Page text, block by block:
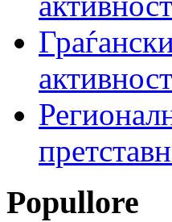
Popullore